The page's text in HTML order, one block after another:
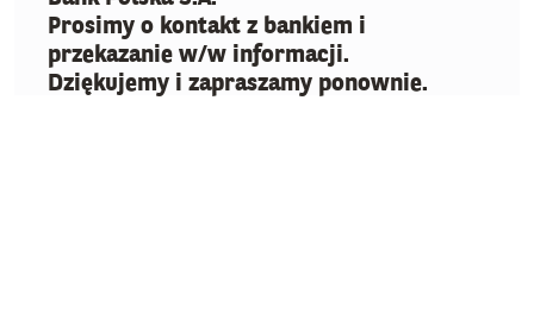
Prosimy o kontakt z bankiem i
przekazanie w/w informacji.
Dziękujemy i zapraszamy ponownie.